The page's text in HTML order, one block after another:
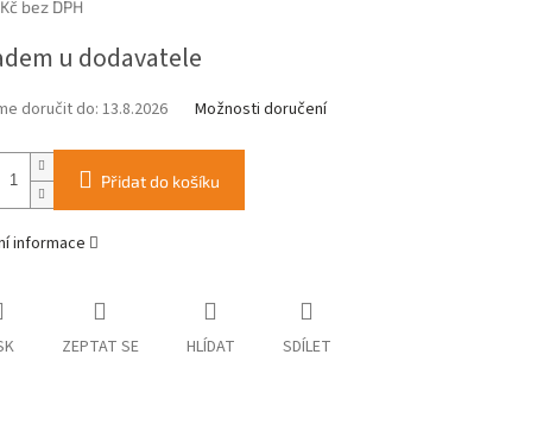
bez DPH
u dodavatele
doručit do:13.8.2026 Možnosti doručení
Přidat do košíku
informace
ZEPTAT SE HLÍDAT SDÍLET